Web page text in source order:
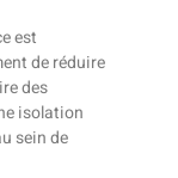
est
de réduire
des
isolation
sein de